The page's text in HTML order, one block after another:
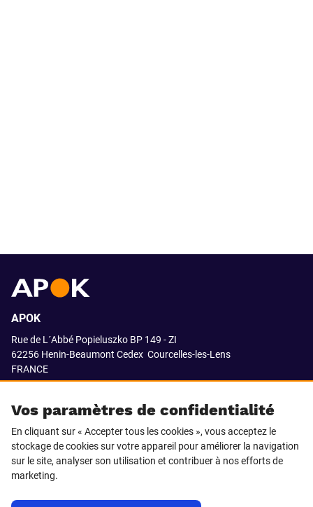
Vos paramètres de confidentialité
En cliquant sur « Accepter tous les cookies », vous acceptez le
stockage de cookies sur votre appareil pour améliorer la navigation
sur le site, analyser son utilisation et contribuer à nos efforts de
marketing.
APOK
Rue de L´Abbé Popieluszko BP 149 - ZI
62256 Henin-Beaumont Cedex Courcelles-les-Lens
FRANCE
SUIVEZ-NOUS SUR